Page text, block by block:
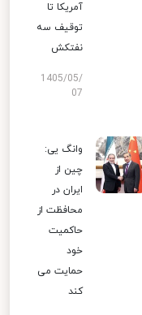
آمریکا تا
توقیف سه
نفتکش
1405/05/
07
وانگ یی:
چین از
ایران در
محافظت از
حاکمیت
خود
حمایت می
کند